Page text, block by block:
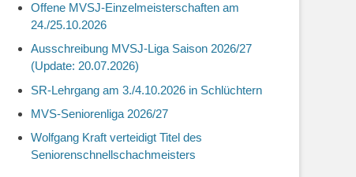
Offene MVSJ-Einzelmeisterschaften am
24./25.10.2026
Ausschreibung MVSJ-Liga Saison 2026/27
(Update: 20.07.2026)
SR-Lehrgang am 3./4.10.2026 in Schlüchtern
MVS-Seniorenliga 2026/27
Wolfgang Kraft verteidigt Titel des
Seniorenschnellschachmeisters